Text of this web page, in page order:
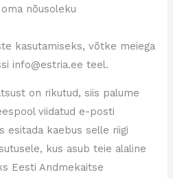
nõusoleku
kasutamiseks, võtke meiega
info@estria.ee teel.
on rikutud, siis palume
viidatud e-posti
esitada kaebus selle riigi
kus asub teie alaline
Eesti Andmekaitse